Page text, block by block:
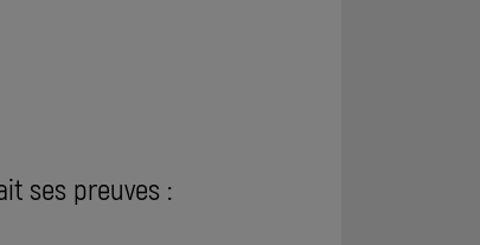
ses preuves :